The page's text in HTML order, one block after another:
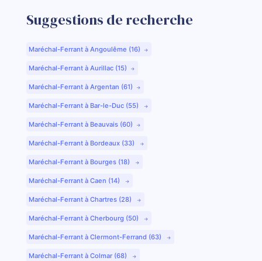
Suggestions de recherche
Maréchal-Ferrant à Angoulême (16)
Maréchal-Ferrant à Aurillac (15)
Maréchal-Ferrant à Argentan (61)
Maréchal-Ferrant à Bar-le-Duc (55)
Maréchal-Ferrant à Beauvais (60)
Maréchal-Ferrant à Bordeaux (33)
Maréchal-Ferrant à Bourges (18)
Maréchal-Ferrant à Caen (14)
Maréchal-Ferrant à Chartres (28)
Maréchal-Ferrant à Cherbourg (50)
Maréchal-Ferrant à Clermont-Ferrand (63)
Maréchal-Ferrant à Colmar (68)